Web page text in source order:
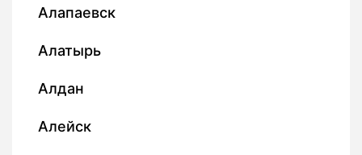
Алапаевск
Алатырь
Алдан
Алейск